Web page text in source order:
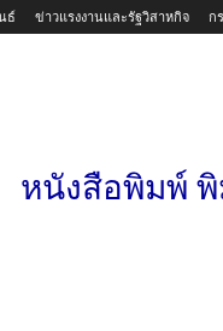
ธ์ ข่าวแรงงานและรัฐวิสาหกิจ ก
หนังสือพิมพ์